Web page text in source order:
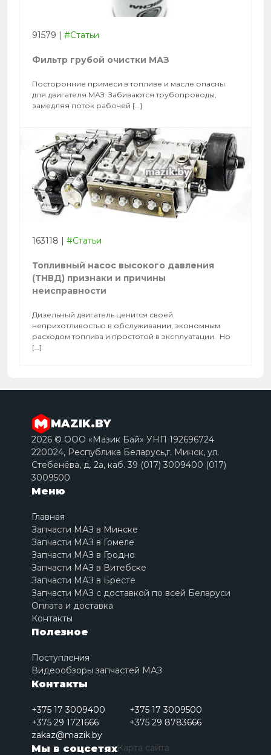
91579 | #Статьи
Фильтр грубой очистки МАЗ
Посторонние примеси в топливе и масле опасны
для двигателя МАЗ. Забиваются трубопроводы,
замедляя поток рабочей […]
163118 | #Статьи
Топливный насос высокого давления
(ТНВД) признаки и причины
неисправности
Дизельный двигатель ценится своей
неприхотливостью в обслуживании, экономным
расходом топлива и простотой в эксплуатации. Но
[…]
MAZIK.BY
2026 © ООО «Мазик Бай» УНП 192696724
220024, Республика Беларусь,г. Минск, ул.
Стебенёва, д. 2a, каб. 39 (017) 3009400 (017)
3009500
Меню
Главная
Запчасти МАЗ в Минске
Запчасти МАЗ в Гомеле
Запчасти МАЗ в Гродно
Запчасти МАЗ в Витебске
Запчасти МАЗ в Бресте
Запчасти МАЗ с доставкой по всей Беларуси
Оплата и доставка
Контакты
Полезное
Поступления
Видеообзоры запчастей МАЗ
Контакты
+375 17 3009400
+375 17 3009500
+375 29 1721666
+375 29 8783666
zakaz@mazik.by
Мы в соцсетяхКарта сайта